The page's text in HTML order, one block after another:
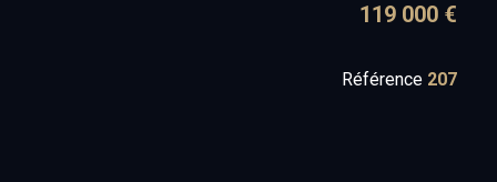
119 000 €
Référence 207